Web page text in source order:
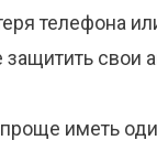
телефона
свои
иметь